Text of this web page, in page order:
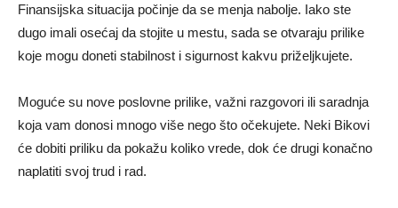
Finansijska situacija počinje da se menja nabolje. Iako ste
dugo imali osećaj da stojite u mestu, sada se otvaraju prilike
koje mogu doneti stabilnost i sigurnost kakvu priželjkujete.
Moguće su nove poslovne prilike, važni razgovori ili saradnja
koja vam donosi mnogo više nego što očekujete. Neki Bikovi
će dobiti priliku da pokažu koliko vrede, dok će drugi konačno
naplatiti svoj trud i rad.